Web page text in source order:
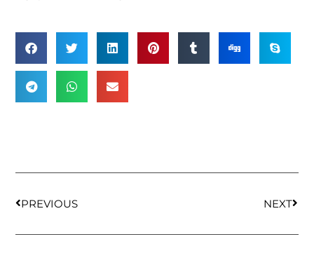
PREVIOUS NEXT